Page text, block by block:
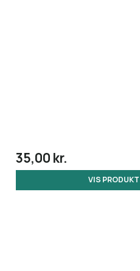
35,00 kr.
VIS PRODUKT